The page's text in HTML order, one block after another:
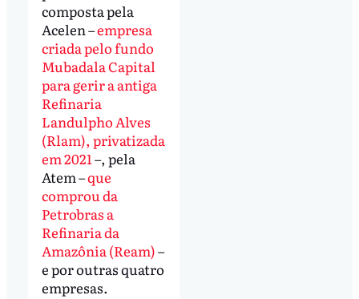
composta pela
Acelen –empresa
criada pelo fundo
Mubadala Capital
para gerir a antiga
Refinaria
Landulpho Alves
(Rlam), privatizada
em 2021–, pela
Atem –que
comprou da
Petrobras a
Refinaria da
Amazônia (Ream)–
e por outras quatro
empresas.